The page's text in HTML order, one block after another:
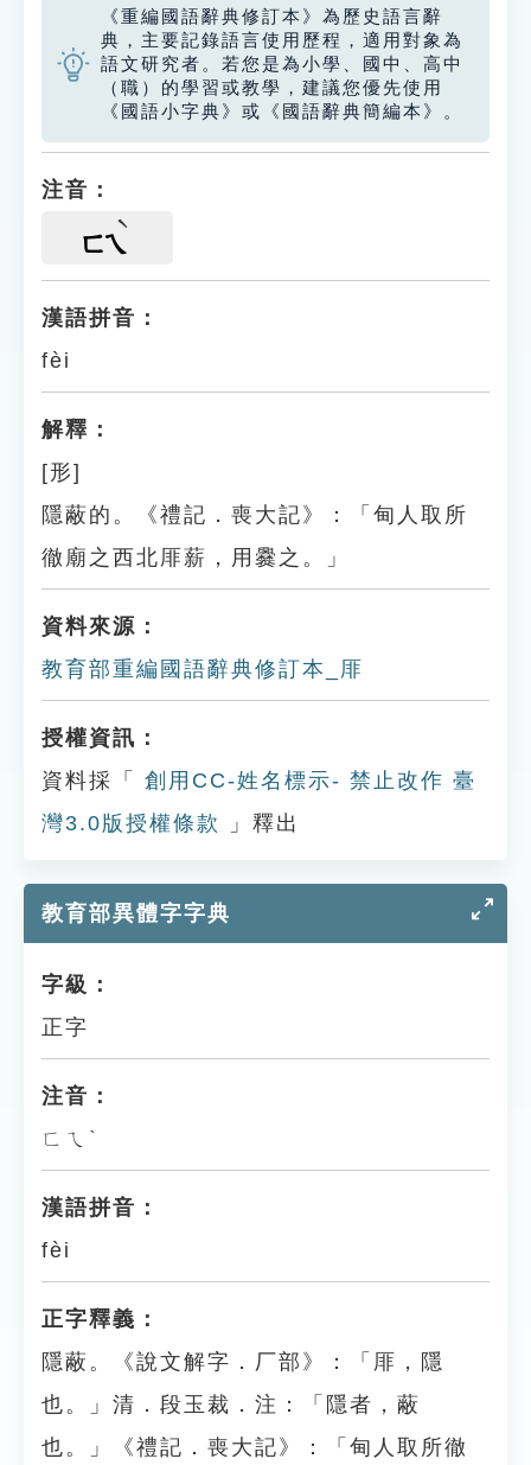
《重編國語辭典修訂本》為歷史語言辭
典，主要記錄語言使用歷程，適用對象為
語文研究者。若您是為小學、國中、高中
（職）的學習或教學，建議您優先使用
《國語小字典》或《國語辭典簡編本》。
注音：
ㄈㄟ
漢語拼音：
fèi
解釋：
[形]
隱蔽的。《禮記．喪大記》：「甸人取所
徹廟之西北厞薪，用爨之。」
資料來源：
教育部重編國語辭典修訂本_厞
授權資訊：
資料採「
創用CC-姓名標示- 禁止改作 臺
灣3.0版授權條款
」釋出
教育部異體字字典
字級：
正字
注音：
ㄈㄟˋ
漢語拼音：
fèi
正字釋義：
隱蔽。《說文解字．厂部》：「厞，隱
也。」清．段玉裁．注：「隱者，蔽
也。」《禮記．喪大記》：「甸人取所徹